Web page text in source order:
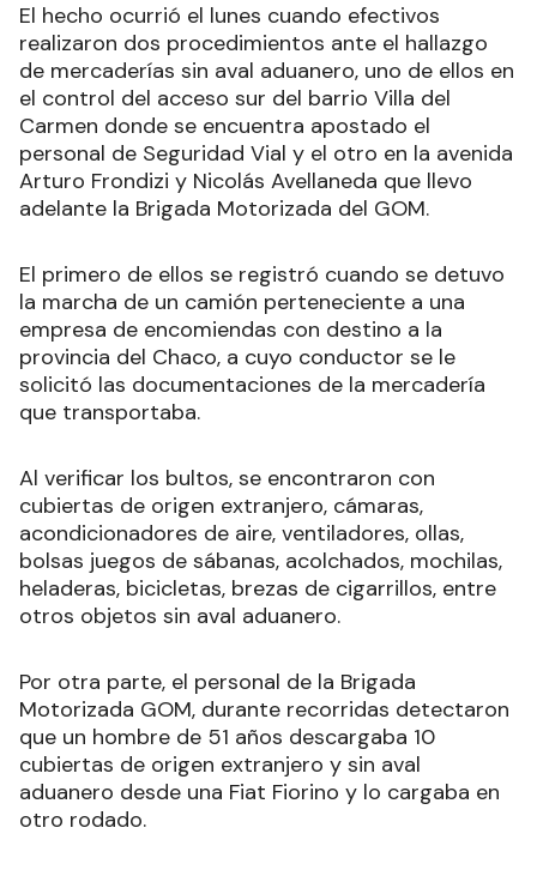
El hecho ocurrió el lunes cuando efectivos
realizaron dos procedimientos ante el hallazgo
de mercaderías sin aval aduanero, uno de ellos en
el control del acceso sur del barrio Villa del
Carmen donde se encuentra apostado el
personal de Seguridad Vial y el otro en la avenida
Arturo Frondizi y Nicolás Avellaneda que llevo
adelante la Brigada Motorizada del GOM.
El primero de ellos se registró cuando se detuvo
la marcha de un camión perteneciente a una
empresa de encomiendas con destino a la
provincia del Chaco, a cuyo conductor se le
solicitó las documentaciones de la mercadería
que transportaba.
Al verificar los bultos, se encontraron con
cubiertas de origen extranjero, cámaras,
acondicionadores de aire, ventiladores, ollas,
bolsas juegos de sábanas, acolchados, mochilas,
heladeras, bicicletas, brezas de cigarrillos, entre
otros objetos sin aval aduanero.
Por otra parte, el personal de la Brigada
Motorizada GOM, durante recorridas detectaron
que un hombre de 51 años descargaba 10
cubiertas de origen extranjero y sin aval
aduanero desde una Fiat Fiorino y lo cargaba en
otro rodado.